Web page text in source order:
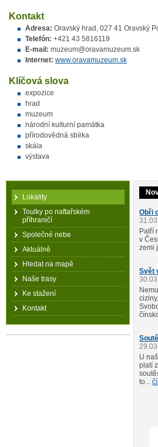
Kontakt
Adresa: Oravský hrad, 027 41 Oravský
Telefón: +421 43 5816119
E-mail: muzeum@oravamuzeum.sk
Internet: www.oravamuzeum.sk
Klíčová slova
expozice
hrad
muzeum
národní kulturní památka
přírodovědná sbírka
skála
výstava
Obři
Patří
v
zemi
Svět
U
platí
to...
Lokality
Toulky po naftařském
příhraničí
Společné nebe
Aktuálně
Hledat na mapě
Naše trasy
Ke stažení
Kontakt